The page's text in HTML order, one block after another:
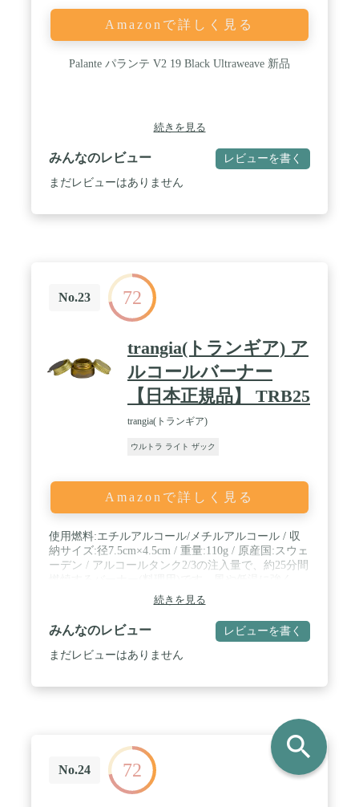
Amazonで詳しく見る
Palante パランテ V2 19 Black Ultraweave 新品
続きを見る
みんなのレビュー レビューを書く
まだレビューはありません
No.23 72
trangia(トランギア) ア
ルコールバーナー
【日本正規品】 TRB25
trangia(トランギア)
ウルトラ ライト ザック
Amazonで詳しく見る
使用燃料:エチルアルコール/メチルアルコール / 収
納サイズ:径7.5cm×4.5cm / 重量:110g / 原産国:スウェ
ーデン / アルコールタンク2/3の注入量で、約25分間
続きを見る
みんなのレビュー レビューを書く
まだレビューはありません
No.24 72
search